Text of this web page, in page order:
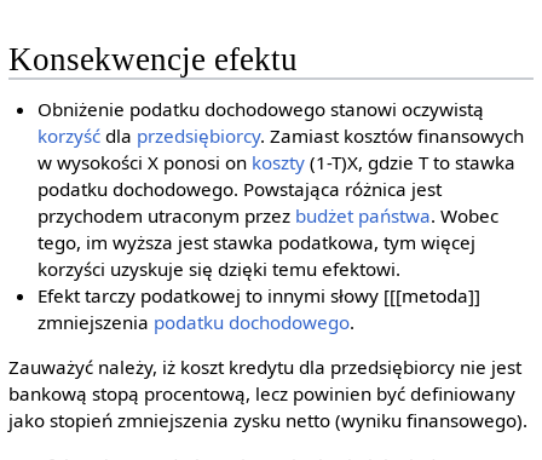
Konsekwencje efektu
Obniżenie podatku dochodowego stanowi oczywistą
korzyść dla przedsiębiorcy. Zamiast kosztów finansowych
w wysokości X ponosi on koszty (1-T)X, gdzie T to stawka
podatku dochodowego. Powstająca różnica jest
przychodem utraconym przez budżet państwa. Wobec
tego, im wyższa jest stawka podatkowa, tym więcej
korzyści uzyskuje się dzięki temu efektowi.
Efekt tarczy podatkowej to innymi słowy [[[metoda]]
zmniejszenia podatku dochodowego.
Zauważyć należy, iż koszt kredytu dla przedsiębiorcy nie jest
bankową stopą procentową, lecz powinien być definiowany
jako stopień zmniejszenia zysku netto (wyniku finansowego).